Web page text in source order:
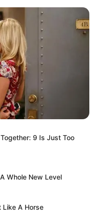
– „Za garść
„Gwiezdne
Artykuły
9 Is Just Too
Whole New Level
Like A Horse